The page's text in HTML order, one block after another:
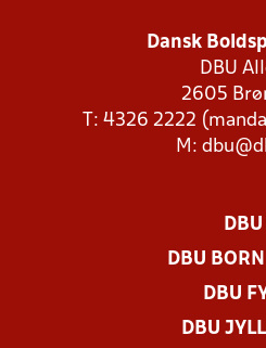
Dansk
DBU
2605
T: 4326 2222
M:
DBU
DBU
DBU
DBU